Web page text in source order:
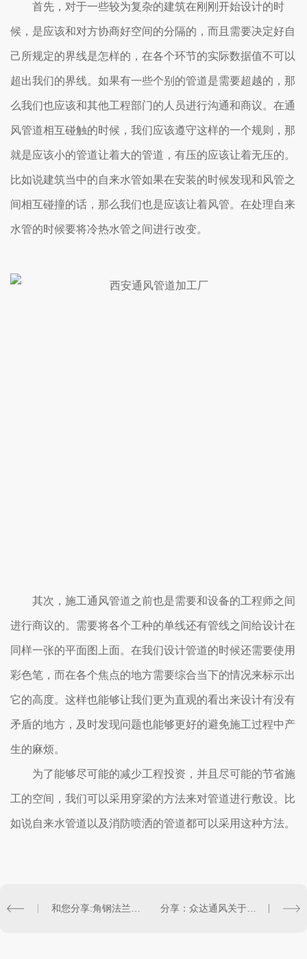
首先，对于一些较为复杂的建筑在刚刚开始设计的时
候，是应该和对方协商好空间的分隔的，而且需要决定好自
己所规定的界线是怎样的，在各个环节的实际数据值不可以
超出我们的界线。如果有一些个别的管道是需要超越的，那
么我们也应该和其他工程部门的人员进行沟通和商议。在通
风管道相互碰触的时候，我们应该遵守这样的一个规则，那
就是应该小的管道让着大的管道，有压的应该让着无压的。
比如说建筑当中的自来水管如果在安装的时候发现和风管之
间相互碰撞的话，那么我们也是应该让着风管。在处理自来
水管的时候要将冷热水管之间进行改变。
其次，施工通风管道之前也是需要和设备的工程师之间
进行商议的。需要将各个工种的单线还有管线之间给设计在
同样一张的平面图上面。在我们设计管道的时候还需要使用
彩色笔，而在各个焦点的地方需要综合当下的情况来标示出
它的高度。这样也能够让我们更为直观的看出来设计有没有
矛盾的地方，及时发现问题也能够更好的避免施工过程中产
生的麻烦。
为了能够尽可能的减少工程投资，并且尽可能的节省施
工的空间，我们可以采用穿梁的方法来对管道进行敷设。比
如说自来水管道以及消防喷洒的管道都可以采用这种方法。